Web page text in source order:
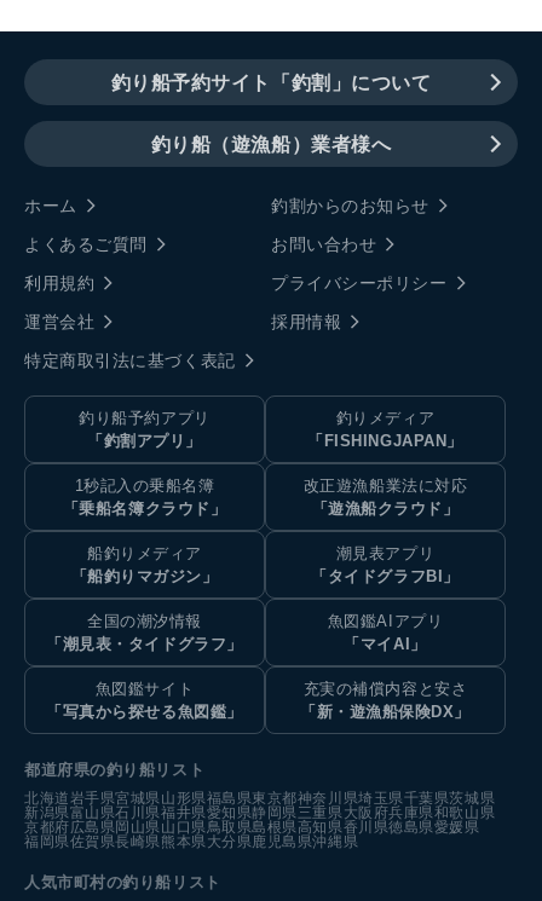
釣り船予約サイト「釣割」について
釣り船（遊漁船）業者様へ
ホーム
釣割からのお知らせ
よくあるご質問
お問い合わせ
利用規約
プライバシーポリシー
運営会社
採用情報
特定商取引法に基づく表記
釣り船予約アプリ
「釣割アプリ」
釣りメディア
「FISHINGJAPAN」
1秒記入の乗船名簿
「乗船名簿クラウド」
改正遊漁船業法に対応
「遊漁船クラウド」
船釣りメディア
「船釣りマガジン」
潮見表アプリ
「タイドグラフBI」
全国の潮汐情報
「潮見表・タイドグラフ」
魚図鑑AIアプリ
「マイAI」
魚図鑑サイト
「写真から探せる魚図鑑」
充実の補償内容と安さ
「新・遊漁船保険DX」
都道府県の釣り船リスト
北海道岩手県宮城県山形県福島県東京都神奈川県埼玉県千葉県茨城県
新潟県富山県石川県福井県愛知県静岡県三重県大阪府兵庫県和歌山県
京都府広島県岡山県山口県鳥取県島根県高知県香川県徳島県愛媛県
福岡県佐賀県長崎県熊本県大分県鹿児島県沖縄県
人気市町村の釣り船リスト